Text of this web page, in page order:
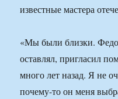
известные мастера
«Мы были близки.
оставлял, пригласил
много лет назад. Я не
почему-то он меня